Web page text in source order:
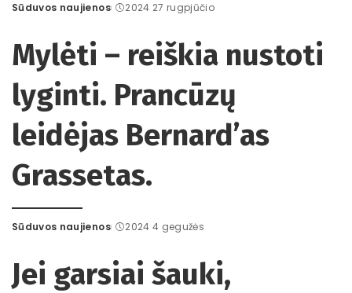
Posted
Sūduvos naujienos 2024 27 rugpjūčio
Mylėti – reiškia nustoti
lyginti. Prancūzų
leidėjas Bernard’as
Grassetas.
Posted
Sūduvos naujienos 2024 4 gegužės
Jei garsiai šauki,